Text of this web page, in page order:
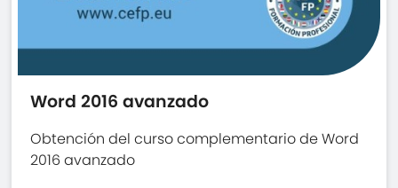
Word 2016 avanzado
Obtención del curso complementario de Word
2016 avanzado